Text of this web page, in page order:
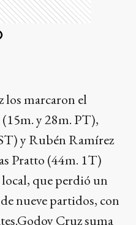
los marcaron el
y 28m. PT),
y Rubén Ramírez
Pratto (44m. 1T)
que perdió un
nueve partidos, con
Cruz suma